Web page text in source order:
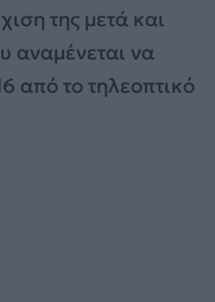
της μετά και
αναμένεται να
από το τηλεοπτικό